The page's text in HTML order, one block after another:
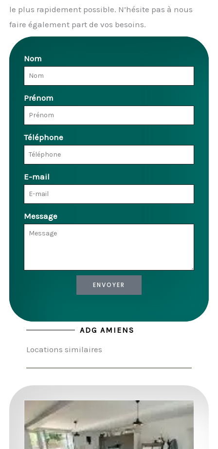
le plus rapidement possible. N’hésite pas à nous
faire également part de vos besoins.
Nom
Prénom
Téléphone
E-mail
Message
ENVOYER
ADG AMIENS
Locations similaires